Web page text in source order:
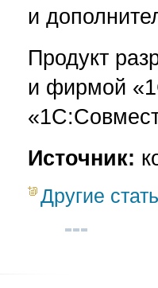
и
Продукт
и фирмой
Источник:
Другие